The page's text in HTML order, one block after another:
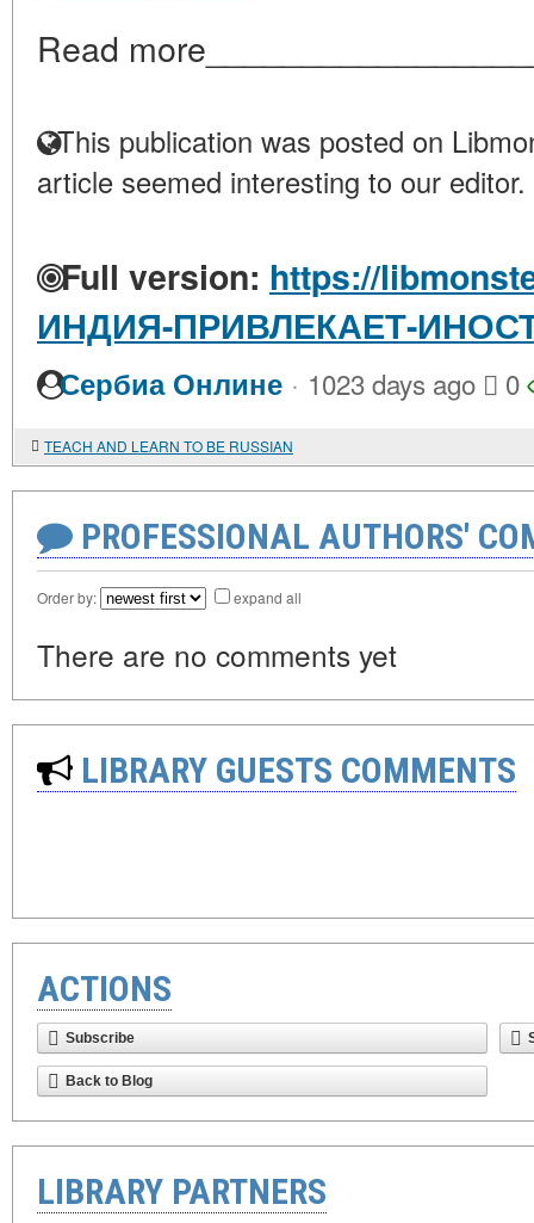
Read
This publication was posted on
article seemed interesting to our editor.
Full version: https://
ИНДИЯ-ПРИВЛЕКАЕТ-
Сербиа Онлине · 1023 days ago 0
TEACH AND LEARN TO BE RUSSIAN
PROFESSIONAL AUTHORS'
Order by: expand all
There are no comments yet
LIBRARY GUESTS COMMENTS
ACTIONS
Subscribe
Back to Blog
LIBRARY PARTNERS